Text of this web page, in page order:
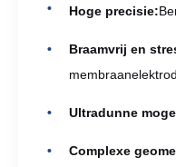
Hoge precisie:
Braamvrij en
Ultradunne
Complexe